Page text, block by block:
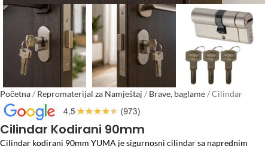
Početna/ Repromaterijal za Namještaj / Brave, baglame/Cilindar
Kodirani 90mm
Cilindar Kodirani 90mm
Cilindar kodirani 90mm YUMA je sigurnosni cilindar sa naprednim